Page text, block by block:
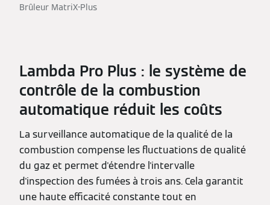
Brûleur MatriX-Plus
Lambda Pro Plus : le système de
contrôle de la combustion
automatique réduit les coûts
La surveillance automatique de la qualité de la
combustion compense les fluctuations de qualité
du gaz et permet d'étendre l'intervalle
d'inspection des fumées à trois ans. Cela garantit
une haute efficacité constante tout en